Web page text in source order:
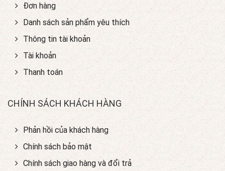
Đơn hàng
Danh sách sản phẩm yêu thích
Thông tin tài khoản
Tài khoản
Thanh toán
CHÍNH SÁCH KHÁCH HÀNG
Phản hồi của khách hàng
Chính sách bảo mật
Chính sách giao hàng và đổi trả